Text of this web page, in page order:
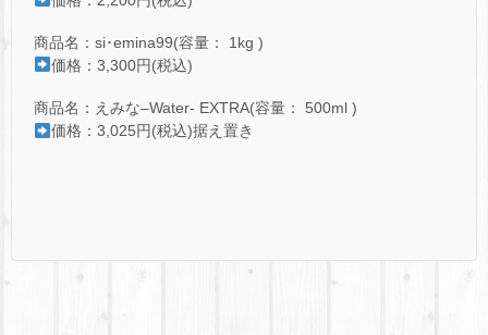
商品名：si･emina99(容量： 1kg )
価格：3,300円(税込)
商品名：えみな–Water- EXTRA(容量： 500ml )
価格：3,025円(税込)据え置き